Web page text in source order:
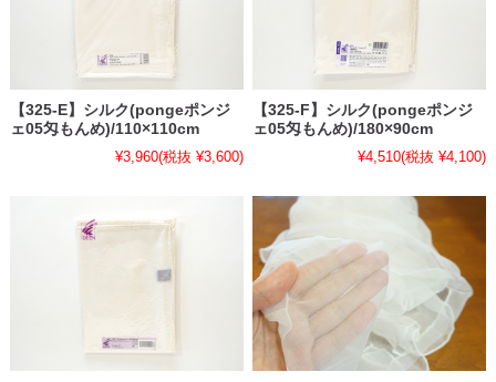
【325-E】シルク(pongeポンジ
ェ05匁もんめ)/110×110cm
¥3,960(税抜 ¥3,600)
【325-F】シルク(pongeポンジ
ェ05匁もんめ)/180×90cm
¥4,510(税抜 ¥4,100)